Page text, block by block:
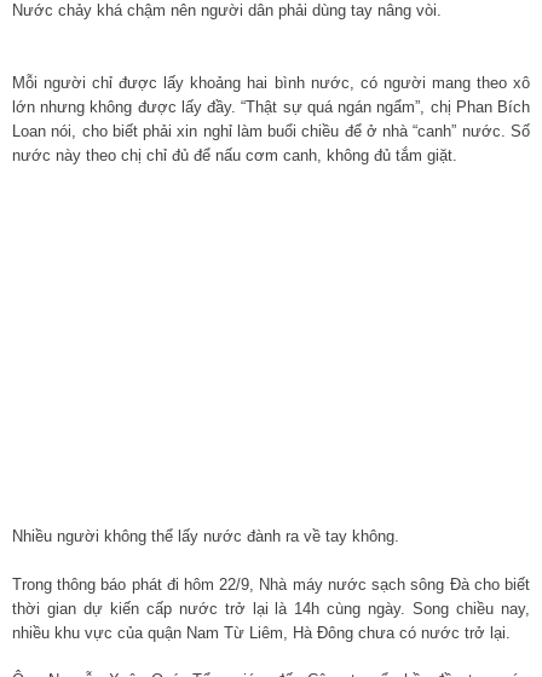
Nước chảy khá chậm nên người dân phải dùng tay nâng vòi.
Mỗi người chỉ được lấy khoảng hai bình nước, có người mang theo xô
lớn nhưng không được lấy đầy. “Thật sự quá ngán ngẩm”, chị Phan Bích
Loan nói, cho biết phải xin nghỉ làm buổi chiều để ở nhà “canh” nước. Số
nước này theo chị chỉ đủ để nấu cơm canh, không đủ tắm giặt.
Nhiều người không thể lấy nước đành ra về tay không.
Trong thông báo phát đi hôm 22/9, Nhà máy nước sạch sông Đà cho biết
thời gian dự kiến cấp nước trở lại là 14h cùng ngày. Song chiều nay,
nhiều khu vực của quận Nam Từ Liêm, Hà Đông chưa có nước trở lại.